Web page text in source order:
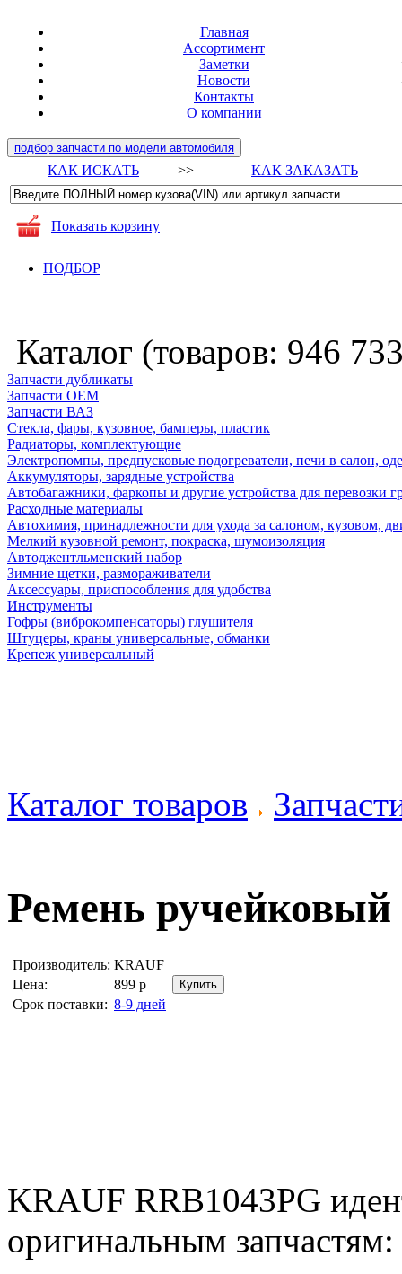
Главная
Ассортимент
Заметки
Новости
Контакты
О компании
подбор запчасти по модели автомобиля
КАК ИСКАТЬ >> КАК ЗАКАЗАТЬ
Показать корзину
ПОДБОР
Каталог (товаров: 946
Запчасти дубликаты
Запчасти ОЕМ
Запчасти ВАЗ
Стекла, фары, кузовное, бамперы, пластик
Радиаторы, комплектующие
Электропомпы, предпусковые подогреватели, печи в салон,
Аккумуляторы, зарядные устройства
Автобагажники, фаркопы и другие устройства для перевозки
Расходные материалы
Автохимия, принадлежности для ухода за салоном, кузовом,
Мелкий кузовной ремонт, покраска, шумоизоляция
Автоджентльменский набор
Зимние щетки, размораживатели
Аксессуары, приспособления для удобства
Инструменты
Гофры (виброкомпенсаторы) глушителя
Штуцеры, краны универсальные, обманки
Крепеж универсальный
Каталог товаров
Ремень ручейковый
Производитель: KRAUF
Цена:
899 р
Срок поставки: 8-9 дней
KRAUF RRB1043PG
оригинальным запчастям: